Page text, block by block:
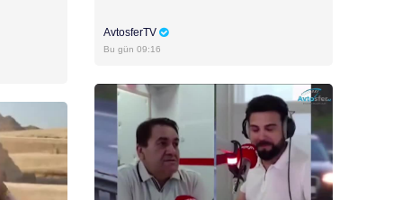
AvtosferTV
Bu gün 09:16